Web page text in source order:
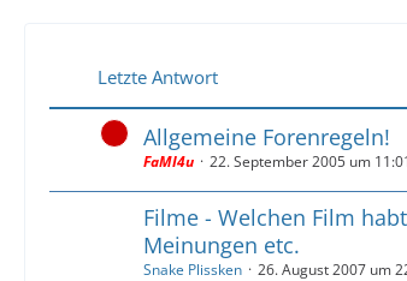
Letzte Antwort
Allgemeine Forenregeln!
FaMI4u 22. September 2005 um
Filme - Welchen Film
Meinungen etc.
Snake Plissken 26. August 2007 um